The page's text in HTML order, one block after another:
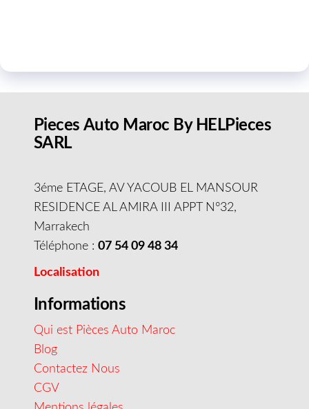
Pieces Auto Maroc By HELPieces
SARL
3éme ETAGE, AV YACOUB EL MANSOUR
RESIDENCE AL AMIRA III APPT N°32,
Marrakech
Téléphone : 07 54 09 48 34
Localisation
Informations
Qui est Pièces Auto Maroc
Blog
Contactez Nous
CGV